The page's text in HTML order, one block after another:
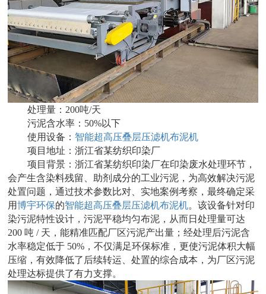
处理量：200吨/天
污泥含水率：50%以下
使用设备： 智能超高压叠层压滤机布泥机
项目地址：浙江省某纺织印染厂
项目背景：浙江省某纺织印染厂在印染废水处理环节，
会产生含染料残留、助剂成分的工业污泥，为高效解决污泥
处置问题，通过技术参数比对、实地案例考察，最终确定采
用博宇环保的智能超高压叠层压滤机布泥机。该设备针对印
染污泥特性设计，污泥平稳均匀布泥，从而日处理量可达
200 吨 / 天，能精准匹配厂区污泥产出量；经处理后污泥含
水率稳定低于 50%，不仅满足环保标准，更使污泥体积大幅
压缩，有效降低了后续转运、处置的综合成本，为厂区污泥
处理达标提供了有力支撑。